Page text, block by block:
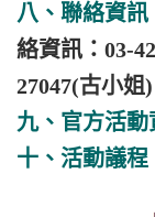
八、聯絡資訊
絡資訊：03-
27047(古小姐)
九、官方活動
十、活動議程